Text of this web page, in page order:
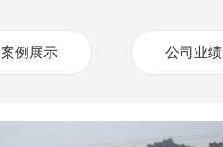
案例展示 公司业绩